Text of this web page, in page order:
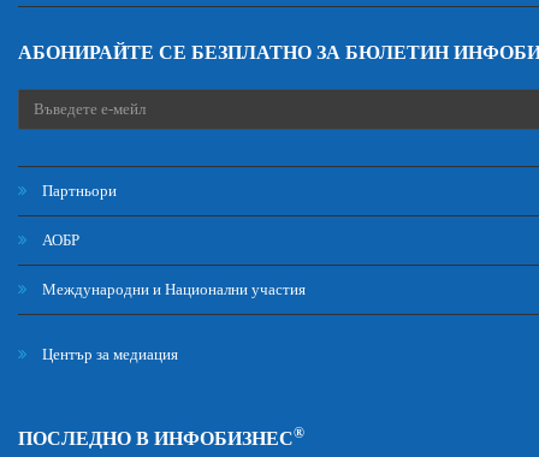
АБОНИРАЙТЕ СЕ БЕЗПЛАТНО ЗА БЮЛЕТИН
Партньори
АОБР
Международни и Национални участия
Център за медиация
ПОСЛЕДНО В ИНФОБИЗНЕС®